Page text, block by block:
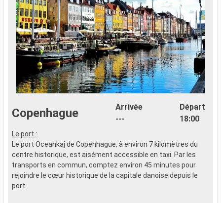
Copenhague
Arrivée
---
Départ
18:00
Le port :
Le port Oceankaj de Copenhague, à environ 7 kilomètres du
centre historique, est aisément accessible en taxi. Par les
transports en commun, comptez environ 45 minutes pour
rejoindre le cœur historique de la capitale danoise depuis le
port.